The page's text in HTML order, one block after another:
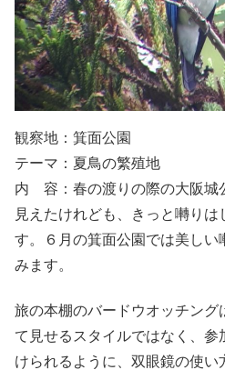
観察地：箕面公園
テーマ：夏鳥の繁殖地
内 容：春の渡りの際の大阪城
見えたけれども、きっと囀りは
す。６月の箕面公園では美しい
みます。
旅の本棚のバードウオッチング
て見せるスタイルではなく、
けられるように、双眼鏡の使